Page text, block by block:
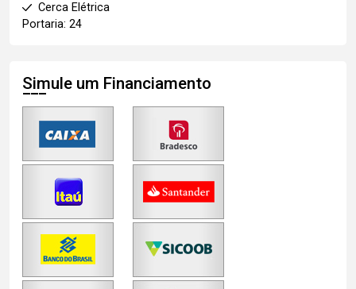
Cerca Elétrica
Portaria: 24
Simule um Financiamento